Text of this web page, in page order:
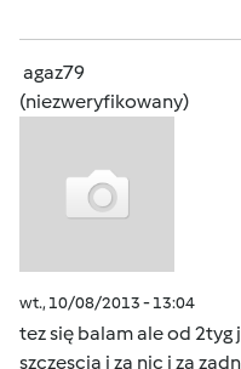
agaz79
(niezweryfikowany)
wt., 10/08/2013 - 13:04
tez się balam ale od
szczescia i za nic i za